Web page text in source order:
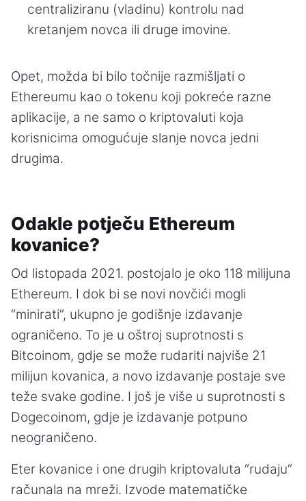
centraliziranu (vladinu) kontrolu nad
kretanjem novca ili druge imovine.
Opet, možda bi bilo točnije razmišljati o
Ethereumu kao o tokenu koji pokreće razne
aplikacije, a ne samo o kriptovaluti koja
korisnicima omogućuje slanje novca jedni
drugima.
Odakle potječu Ethereum
kovanice?
Od listopada 2021. postojalo je oko 118 milijuna
Ethereum. I dok bi se novi novčići mogli
“minirati”, ukupno je godišnje izdavanje
ograničeno. To je u oštroj suprotnosti s
Bitcoinom, gdje se može rudariti najviše 21
milijun kovanica, a novo izdavanje postaje sve
teže svake godine. I još je više u suprotnosti s
Dogecoinom, gdje je izdavanje potpuno
neograničeno.
Eter kovanice i one drugih kriptovaluta “rudaju”
računala na mreži. Izvode matematičke